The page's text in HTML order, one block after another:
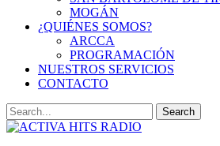
MOGÁN
¿QUIÉNES SOMOS?
ARCCA
PROGRAMACIÓN
NUESTROS SERVICIOS
CONTACTO